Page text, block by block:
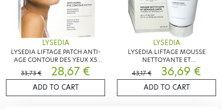
LYSEDIA
LYSEDIA LIFTAGE PATCH ANTI-
AGE CONTOUR DES YEUX X5
PAIRES
33,73 € 28,67 €
ADD TO CART
LYSEDIA
LYSEDIA LIFTAGE MOUSSE
NETTOYANTE ET
DEMAQUILLANTE 125ML
43,17 € 36,69 €
ADD TO CART